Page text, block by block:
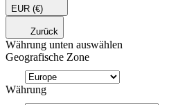
EUR (€)
Zurück
Währung unten auswählen
Geografische Zone
Währung